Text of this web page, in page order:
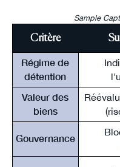
Critère
Régime de
détention
Valeur des
biens
Gouvernance
Sample